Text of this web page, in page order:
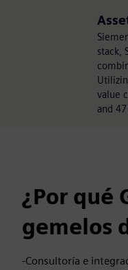
stack,
value
and
¿Por qué
gemelos
-Consultoría e